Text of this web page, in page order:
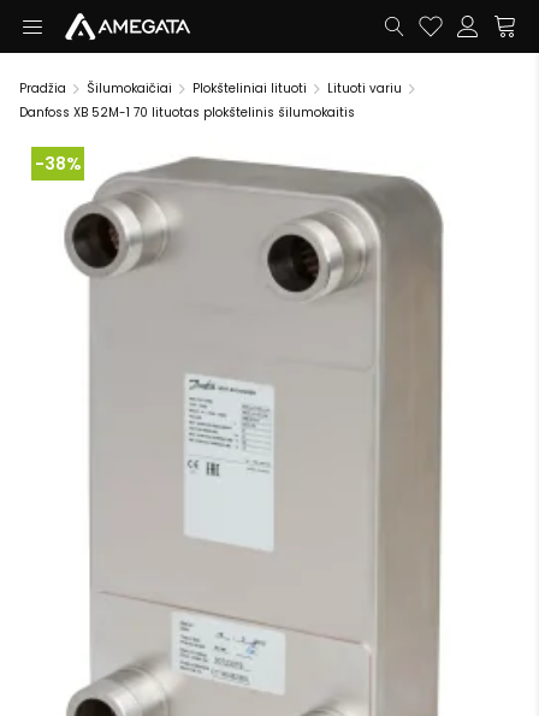
Pradžia Šilumokaičiai Plokšteliniai lituoti
Lituoti variu
Danfoss XB 52M-1 70 lituotas plokštelinis šilumokaitis
-38%